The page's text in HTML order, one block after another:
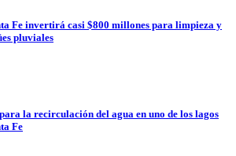
Fe invertirá casi $800 millones para limpieza y
pluviales
la recirculación del agua en uno de los lagos
Fe